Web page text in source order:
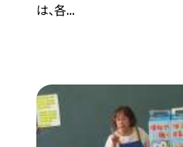
は、各...